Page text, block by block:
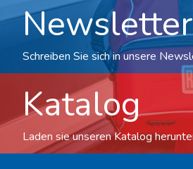
Newsletter
Schreiben Sie sich in unsere
Katalog
Laden sie unseren Katalog